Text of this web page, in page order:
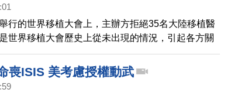
行的世界移植大會上，主辦方拒絕35名大陸移植醫
世界移植大會歷史上從未出現的情況，引起各方關
被稱作「牛人」的移植團隊，曾經在17小時進行5
師強烈質疑，中國存在殘忍的活體器官庫。
喪ISIS 美考慮授權動武